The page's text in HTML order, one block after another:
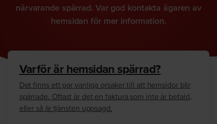
närvarande spärrad. Var god kontakta ägaren av
hemsidan för mer information.
Varför är hemsidan spärrad?
Det finns ett par vanliga orsaker till att hemsidor blir
spärrade. Oftast är det en faktura som inte är betald,
eller så är tjänsten uppsagd.